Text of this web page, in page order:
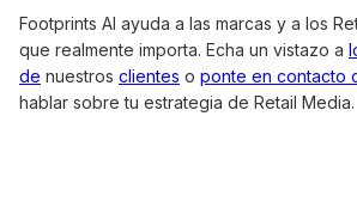
Footprints AI ayuda a las marcas y a los
que realmente importa. Echa un vistazo a
de nuestros clientes o ponte en contacto
hablar sobre tu estrategia de Retail Media.